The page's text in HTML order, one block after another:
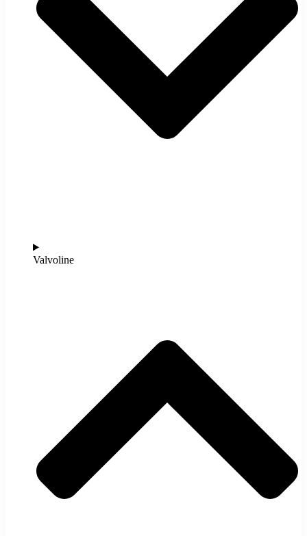
Valvoline